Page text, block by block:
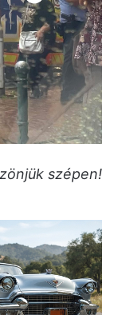
szépen!